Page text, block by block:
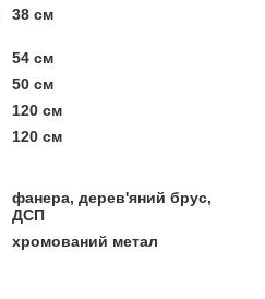
38 см
54 см
50 см
120 см
120 см
фанера, дерев'яний брус,
ДСП
хромований метал